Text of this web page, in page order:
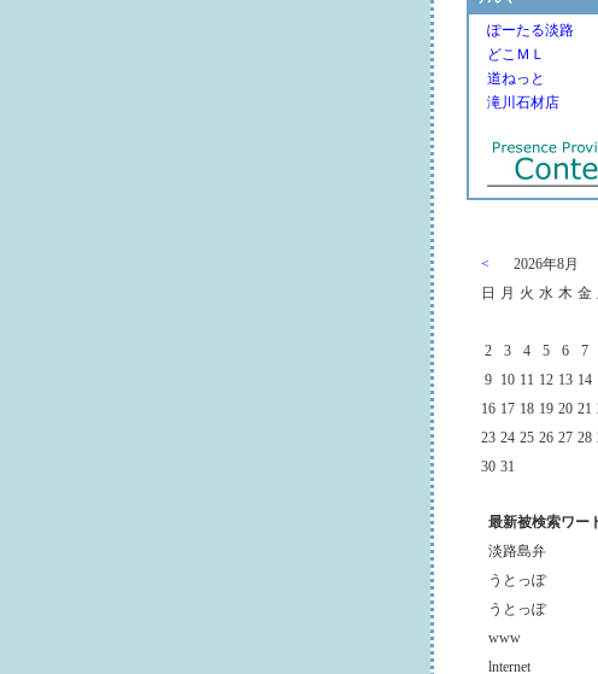
ぽーたる淡路
どこＭＬ
道ねっと
滝川石材店
< 2026年8月
日
月 火 水 木 金
2
3 4 5 6 7
9 10 11 12 13 14
16 17 18 19 20 21
23 24 25 26 27 28
30 31
最新被検索ワー
淡路島弁
うとっぽ
うとっぽ
www
lnternet